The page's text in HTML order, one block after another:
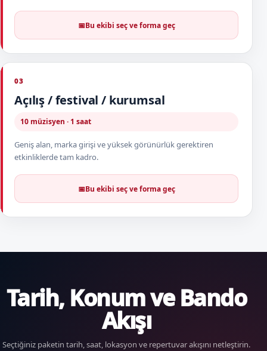
📅Bu ekibi seç ve forma geç
03
Açılış / festival / kurumsal
10 müzisyen · 1 saat
Geniş alan, marka girişi ve yüksek görünürlük gerektiren
etkinliklerde tam kadro.
📅Bu ekibi seç ve forma geç
Tarih, Konum ve Bando
Akışı
Seçtiğiniz paketin tarih, saat, lokasyon ve repertuvar akışını netleştirin.